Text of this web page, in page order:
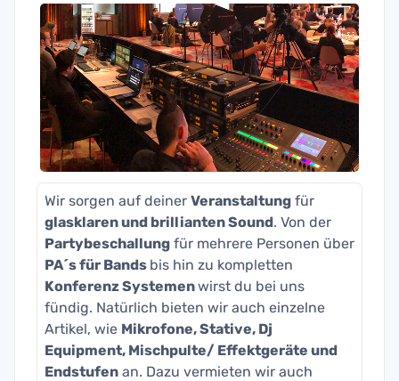
Wir sorgen auf deiner Veranstaltung für
glasklaren und brillianten Sound. Von der
Partybeschallung für mehrere Personen über
PA´s für Bands bis hin zu kompletten
Konferenz Systemenwirst du bei uns
fündig. Natürlich bieten wir auch einzelne
Artikel, wie Mikrofone, Stative, Dj
Equipment, Mischpulte/ Effektgeräte und
Endstufen an. Dazu vermieten wir auch